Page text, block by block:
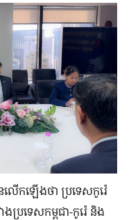
ើកឡើងថា ប្រទេសកូរ៉េ
ប្រទេសកម្ពុជា-កូរ៉េ និង